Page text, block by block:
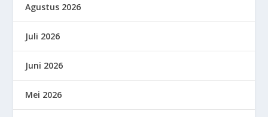
Agustus 2026
Juli 2026
Juni 2026
Mei 2026